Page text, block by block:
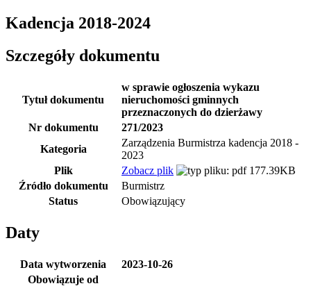
Kadencja 2018-2024
Szczegóły dokumentu
Tytuł dokumentu
w sprawie ogłoszenia wykazu
nieruchomości gminnych
przeznaczonych do dzierżawy
Nr dokumentu
271/2023
Kategoria
Zarządzenia Burmistrza kadencja 2018 -
2023
Plik
Zobacz plik
177.39KB
Źródło dokumentu
Burmistrz
Status
Obowiązujący
Daty
Data wytworzenia
2023-10-26
Obowiązuje od